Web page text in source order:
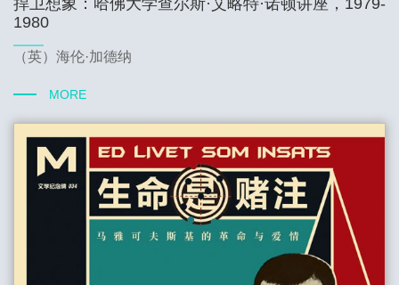
捍卫想象：哈佛大学查尔斯·艾略特·诺顿讲座，1979-
1980
（英）海伦·加德纳
MORE